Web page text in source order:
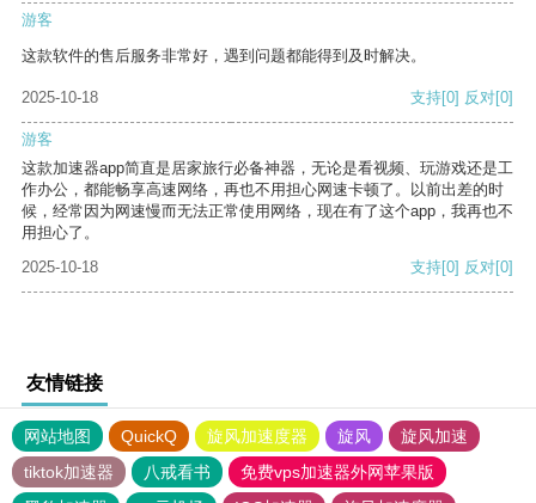
游客
这款软件的售后服务非常好，遇到问题都能得到及时解决。
2025-10-18 支持[0] 反对[0]
游客
这款加速器app简直是居家旅行必备神器，无论是看视频、玩游戏还是工
作办公，都能畅享高速网络，再也不用担心网速卡顿了。以前出差的时
候，经常因为网速慢而无法正常使用网络，现在有了这个app，我再也不
用担心了。
2025-10-18
支持[0] 反对[0]
友情链接
网站地图 QuickQ 旋风加速度器 旋风
旋风加速
tiktok加速器
八戒看书
免费vps加速器外网苹果版